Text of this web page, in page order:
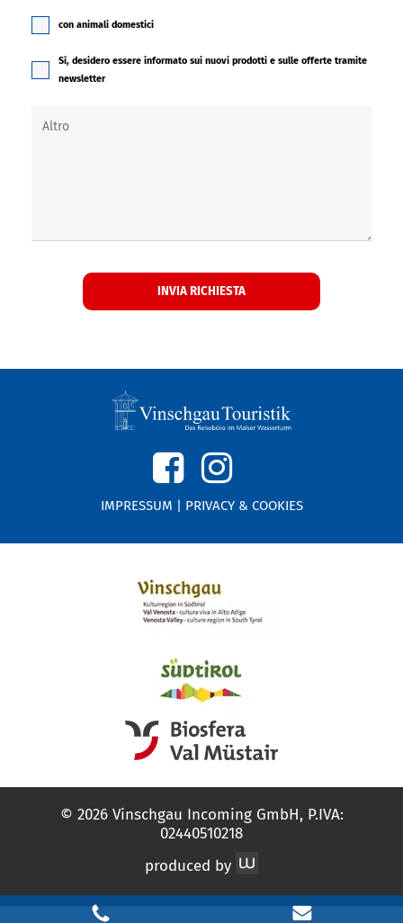
con animali domestici
Sì, desidero essere informato sui nuovi prodotti e sulle offerte tramite
newsletter
IMPRESSUM | PRIVACY & COOKIES
© 2026 Vinschgau Incoming GmbH, P.IVA:
02440510218
produced by